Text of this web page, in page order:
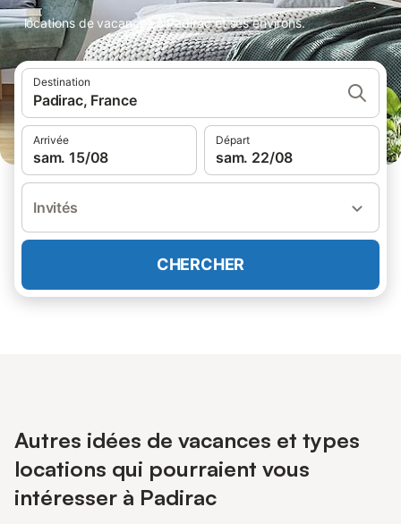
locations de vacances à Padirac et ses environs.
Destination
Padirac, France
Arrivée
sam. 15/08
Départ
sam. 22/08
Invités
CHERCHER
Autres idées de vacances et types
locations qui pourraient vous
intéresser à Padirac